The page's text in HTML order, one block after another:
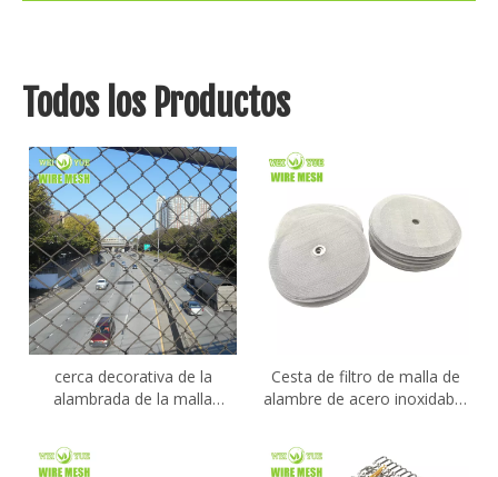
Todos los Productos
cerca decorativa de la
alambrada de la malla
inoxidable 304 316 316L
para el estadio
Cesta de filtro de malla de
alambre de acero inoxidable